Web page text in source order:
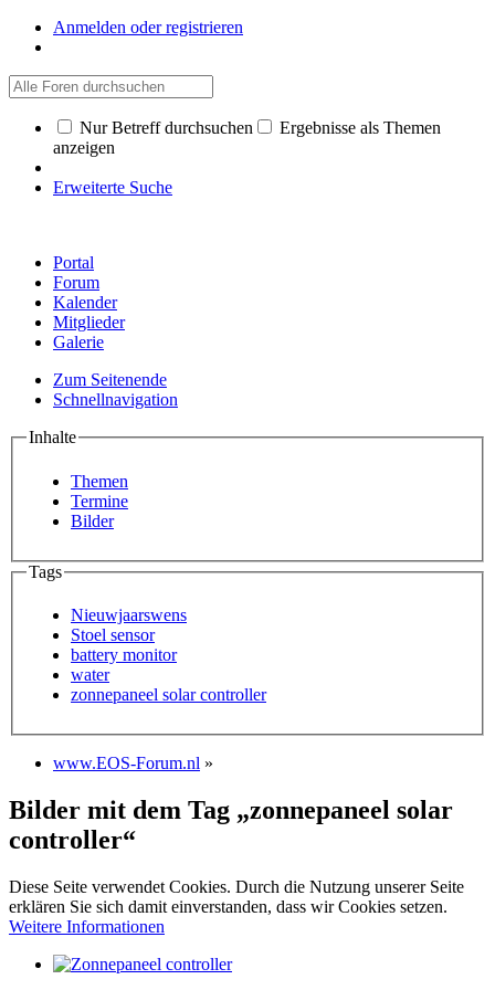
Anmelden oder registrieren
Nur Betreff durchsuchen
Ergebnisse als Themen
anzeigen
Erweiterte Suche
Portal
Forum
Kalender
Mitglieder
Galerie
Zum Seitenende
Schnellnavigation
Inhalte
Themen
Termine
Bilder
Tags
Nieuwjaarswens
Stoel sensor
battery monitor
water
zonnepaneel solar controller
www.EOS-Forum.nl »
Bilder mit dem Tag „zonnepaneel solar
controller“
Diese Seite verwendet Cookies. Durch die Nutzung unserer Seite
erklären Sie sich damit einverstanden, dass wir Cookies setzen.
Weitere Informationen